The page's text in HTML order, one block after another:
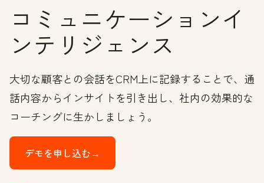
コミュニケーションイ
ンテリジェンス
大切な顧客との会話をCRM上に記録することで、通
話内容からインサイトを引き出し、社内の効果的な
コーチングに生かしましょう。
デモを申し込む→